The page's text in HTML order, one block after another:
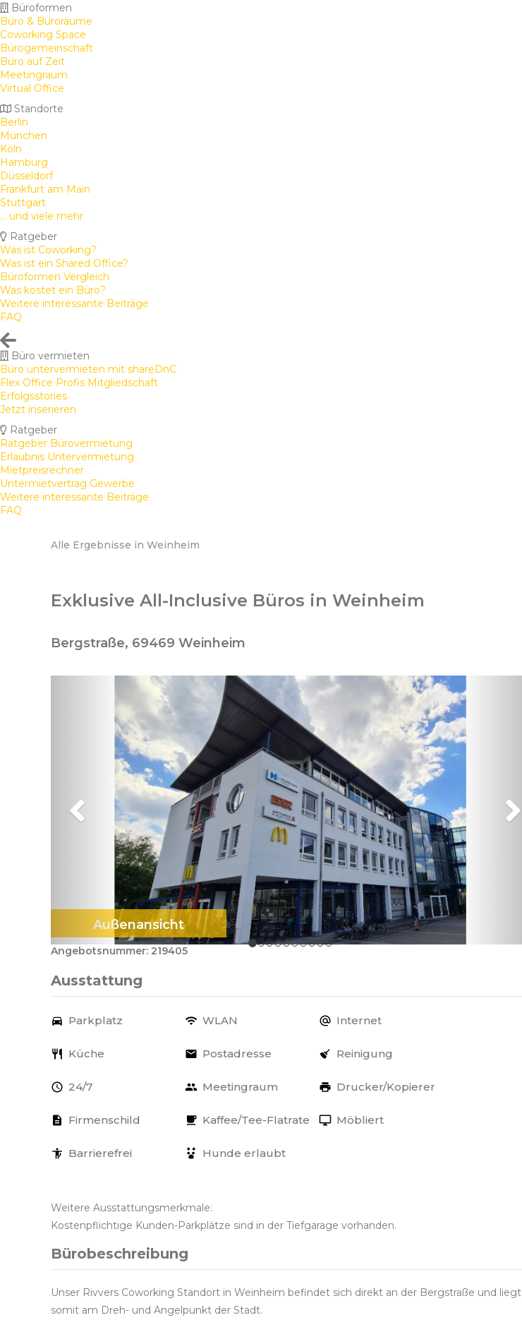
Büroformen
Büro & Büroräume
Coworking Space
Bürogemeinschaft
Büro auf Zeit
Meetingraum
Virtual Office
Standorte
Berlin
München
Köln
Hamburg
Düsseldorf
Frankfurt am Main
Stuttgart
... und viele mehr
Ratgeber
Was ist Coworking?
Was ist ein Shared Office?
Büroformen Vergleich
Was kostet ein Büro?
Weitere interessante Beiträge
FAQ
Büro vermieten
Büro untervermieten mit shareDnC
Flex Office Profis Mitgliedschaft
Erfolgsstories
Jetzt inserieren
Ratgeber
Ratgeber Bürovermietung
Erlaubnis Untervermietung
Mietpreisrechner
Untermietvertrag Gewerbe
Weitere interessante Beiträge
FAQ
Alle Ergebnisse in Weinheim
Exklusive All-Inclusive Büros in Weinheim
Bergstraße, 69469 Weinheim
Außenansicht
Angebotsnummer: 219405
Ausstattung
Parkplatz WLAN Internet
Küche Postadresse Reinigung
24/7 Meetingraum Drucker/Kopierer
Firmenschild Kaffee/Tee-Flatrate Möbliert
Barrierefrei Hunde erlaubt
Weitere Ausstattungsmerkmale:
Kostenpflichtige Kunden-Parkplätze sind in der Tiefgarage vorhanden.
Bürobeschreibung
Unser Rivvers Coworking Standort in Weinheim befindet sich direkt an der Bergstraße und liegt
somit am Dreh- und Angelpunkt der Stadt.